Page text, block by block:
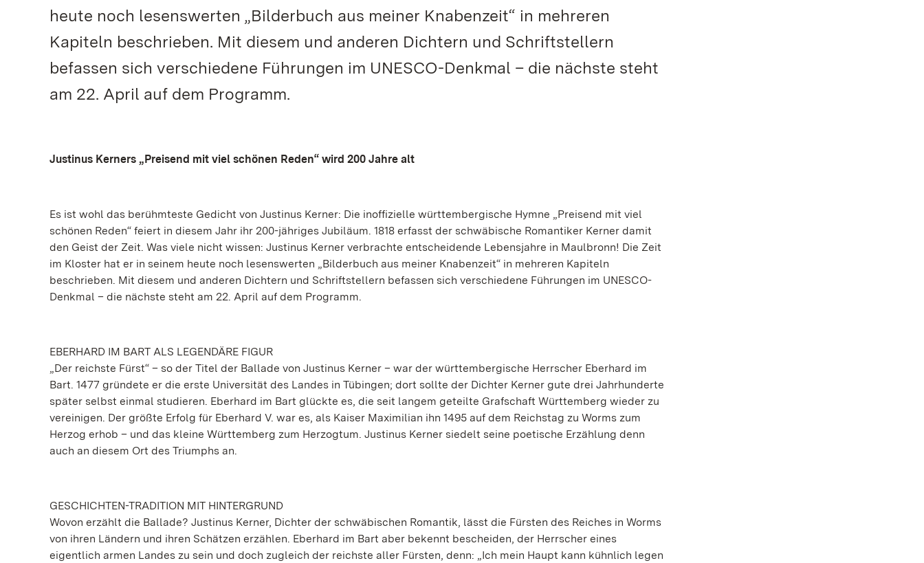
heute noch lesenswerten „Bilderbuch aus meiner Knabenzeit“ in mehreren
Kapiteln beschrieben. Mit diesem und anderen Dichtern und Schriftstellern
befassen sich verschiedene Führungen im UNESCO-Denkmal – die nächste steht
am 22. April auf dem Programm.
Justinus Kerners „Preisend mit viel schönen Reden“ wird 200 Jahre alt
Es ist wohl das berühmteste Gedicht von Justinus Kerner: Die inoffizielle württembergische Hymne „Preisend mit viel
schönen Reden“ feiert in diesem Jahr ihr 200-jähriges Jubiläum. 1818 erfasst der schwäbische Romantiker Kerner damit
den Geist der Zeit. Was viele nicht wissen: Justinus Kerner verbrachte entscheidende Lebensjahre in Maulbronn! Die Zeit
im Kloster hat er in seinem heute noch lesenswerten „Bilderbuch aus meiner Knabenzeit“ in mehreren Kapiteln
beschrieben. Mit diesem und anderen Dichtern und Schriftstellern befassen sich verschiedene Führungen im UNESCO-
Denkmal – die nächste steht am 22. April auf dem Programm.
EBERHARD IM BART ALS LEGENDÄRE FIGUR
„Der reichste Fürst“ – so der Titel der Ballade von Justinus Kerner – war der württembergische Herrscher Eberhard im
Bart. 1477 gründete er die erste Universität des Landes in Tübingen; dort sollte der Dichter Kerner gute drei Jahrhunderte
später selbst einmal studieren. Eberhard im Bart glückte es, die seit langem geteilte Grafschaft Württemberg wieder zu
vereinigen. Der größte Erfolg für Eberhard V. war es, als Kaiser Maximilian ihn 1495 auf dem Reichstag zu Worms zum
Herzog erhob – und das kleine Württemberg zum Herzogtum. Justinus Kerner siedelt seine poetische Erzählung denn
auch an diesem Ort des Triumphs an.
GESCHICHTEN-TRADITION MIT HINTERGRUND
Wovon erzählt die Ballade? Justinus Kerner, Dichter der schwäbischen Romantik, lässt die Fürsten des Reiches in Worms
von ihren Ländern und ihren Schätzen erzählen. Eberhard im Bart aber bekennt bescheiden, der Herrscher eines
eigentlich armen Landes zu sein und doch zugleich der reichste aller Fürsten, denn: „Ich mein Haupt kann kühnlich legen